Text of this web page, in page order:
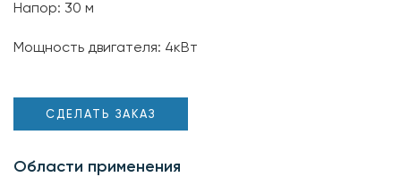
Напор: 30 м
Мощность двигателя: 4кВт
СДЕЛАТЬ ЗАКАЗ
Области применения